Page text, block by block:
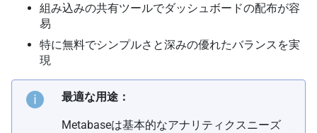
組み込みの共有ツールでダッシュボードの配布が容
易
特に無料でシンプルさと深みの優れたバランスを実
現
最適な用途：
Metabaseは基本的なアナリティクスニーズ